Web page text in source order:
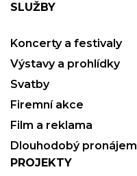
SLUŽBY
Koncerty a festivaly
Výstavy a prohlídky
Svatby
Firemní akce
Film a reklama
Dlouhodobý pronájem
PROJEKTY